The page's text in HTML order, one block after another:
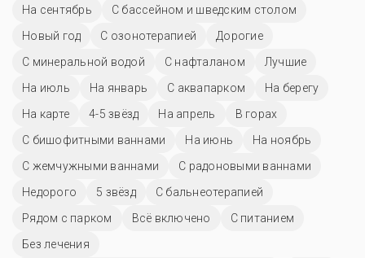
На сентябрь
С бассейном и шведским столом
Новый год
С озонотерапией
Дорогие
С минеральной водой
С нафталаном
Лучшие
На июль
На январь С аквапарком
На берегу
На карте
4-5 звёзд На апрель
В горах
С бишофитными ваннами
На июнь
На ноябрь
С жемчужными ваннами
С радоновыми ваннами
Недорого
5 звёзд
С бальнеотерапией
Рядом с парком
Всё включено
С питанием
Без лечения